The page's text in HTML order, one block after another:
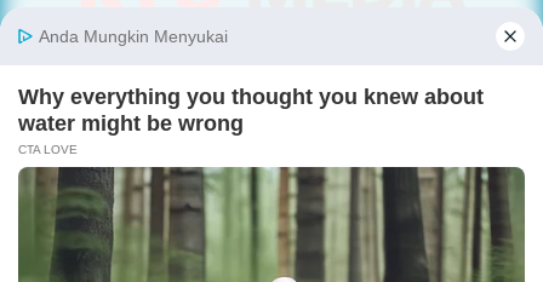
Kabarbaru.co menyajikan berita aktual dan
inspiratif dari sudut pandang berbaik sangka
Follow Kabarbaru